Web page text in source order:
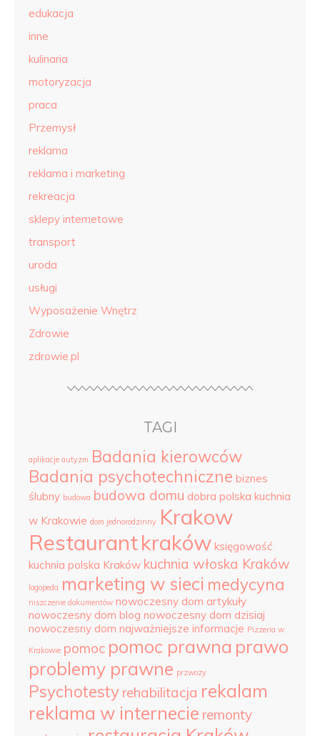
edukacja
inne
kulinaria
motoryzacja
praca
Przemysł
reklama
reklama i marketing
rekreacja
sklepy internetowe
transport
uroda
usługi
Wyposażenie Wnętrz
Zdrowie
zdrowie.pl
TAGI
aplikacje autyzm Badania kierowców
Badania psychotechniczne biznes
ślubny budowa budowa domu dobra polska kuchnia
w Krakowie dom jednorodzinny Krakow
Restaurantkraków księgowość
kuchnia polska Kraków kuchnia włoska Kraków
logopeda marketing w sieci medycyna
niszczenie dokumentów nowoczesny dom artykuły
nowoczesny dom blog nowoczesny dom dzisiaj
nowoczesny dom najważniejsze informacje Pizzeria w
Krakowie pomoc pomoc prawna prawo
problemy prawne przwozy
Psychotesty rehabilitacja rekalam
reklama w internecie remonty